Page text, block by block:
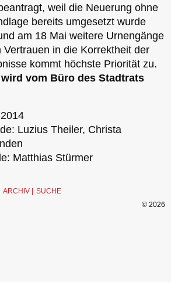
weil die Neuerung ohne
bereits umgesetzt wurde
am 18 Mai weitere Urnengänge
Vertrauen in die Korrektheit der
kommt höchste Priorität zu.
vom Büro des Stadtrats
Luzius Theiler, Christa
Matthias Stürmer
ARCHIV
SUCHE
© 2026